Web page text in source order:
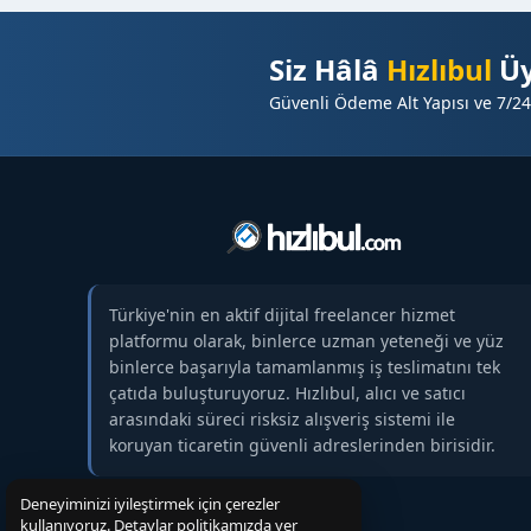
✔️ Hedef kitleye uygun, yerel odaklı içerik
✔️ Editoryal uyumlu ve profesyonel yayın süreci
⭐Bu Yayın Size Ne Sağlar?
☑️ Yerel hedef kitleye doğrudan erişim
☑️ Güvenilir bir yerel haber platformunda yer alma
☑️ Dijital trafik ve etkileşim artışı
⭐Yayın Süreci
⏳ İçeriğinizkısa sürede yayına alınır
✔️ Yayın süresi boyunca görünürlük devam eder
✔️ Marka algısı ve bilinirlik güçlenir
✔️ Ek etkileşim ve farkındalık sağlanır
⭐Yayın Politikası
Siz Hâlâ Hızlıbul
Güvenli Ödeme Alt Yapısı ve 7/
Türkiye'nin en aktif dijital freelancer hizmet
platformu olarak, binlerce uzman yeteneği ve yüz
binlerce başarıyla tamamlanmış iş teslimatını tek
çatıda buluşturuyoruz. Hızlıbul, alıcı ve satıcı
arasındaki süreci risksiz alışveriş sistemi ile
koruyan ticaretin güvenli adreslerinden birisidir.
Deneyiminizi iyileştirmek için çerezler
kullanıyoruz. Detaylar politikamızda yer